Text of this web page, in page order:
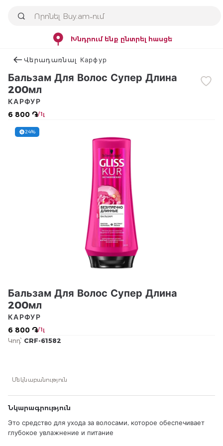
Խնդրում ենք ընտրել հասցե
Վերադառնալ Карфур
Бальзам Для Волос Супер Длина
200мл
6 800 ֏/ 1լ
КАРФУР
24%
Бальзам Для Волос Супер Длина
200мл
6 800 ֏/ 1լ
КАРФУР
Կոդ՝ CRF-61582
Մեկնաբանություն
Նկարագրություն
Это средство для ухода за волосами, которое обеспечивает
глубокое увлажнение и питание